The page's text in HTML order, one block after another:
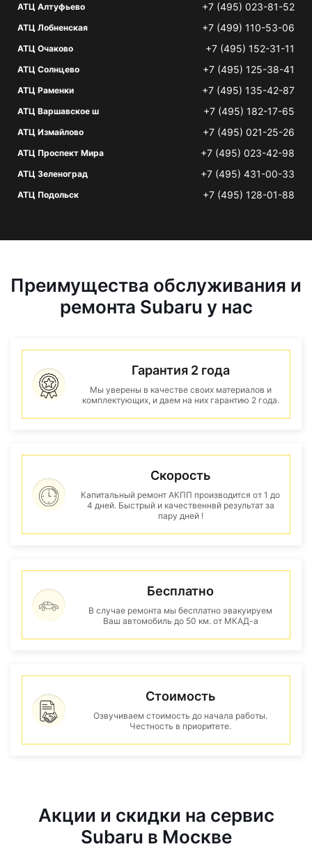
АТЦ Алтуфьево +7 (495) 023-81-52
АТЦ Лобненская +7 (499) 110-53-06
АТЦ Очаково +7 (495) 152-31-11
АТЦ Солнцево +7 (495) 125-38-41
АТЦ Раменки +7 (495) 135-42-87
АТЦ Варшавское ш +7 (495) 182-17-65
АТЦ Измайлово +7 (495) 021-25-26
АТЦ Проспект Мира +7 (495) 023-42-98
АТЦ Зеленоград +7 (495) 431-00-33
АТЦ Подольск +7 (495) 128-01-88
Преимущества обслуживания и
ремонта Subaru у нас
Гарантия 2 года
Мы уверены в качестве своих материалов и
комплектующих, и даем на них гарантию 2 года.
Скорость
Капитальный ремонт АКПП производится от 1 до
4 дней. Быстрый и качественнвй результат за
пару дней !
Бесплатно
В случае ремонта мы бесплатно эвакуируем
Ваш автомобиль до 50 км. от МКАД-а
Стоимость
Озвучиваем стоимость до начала работы.
Честность в приоритете.
Акции и скидки на сервис
Subaru в Москве